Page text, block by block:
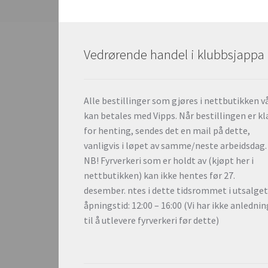
Vedrørende handel i klubbsjappa
Alle bestillinger som gjøres i nettbutikken
kan betales med Vipps. Når bestillingen er
for henting, sendes det en mail på dette,
vanligvis i løpet av samme/neste arbeidsdag.
NB! Fyrverkeri som er holdt av (kjøpt her i
nettbutikken) kan ikke hentes før 27.
desember. ntes i dette tidsrommet i
åpningstid: 12:00 – 16:00 (Vi har ikke
til å utlevere fyrverkeri før dette)